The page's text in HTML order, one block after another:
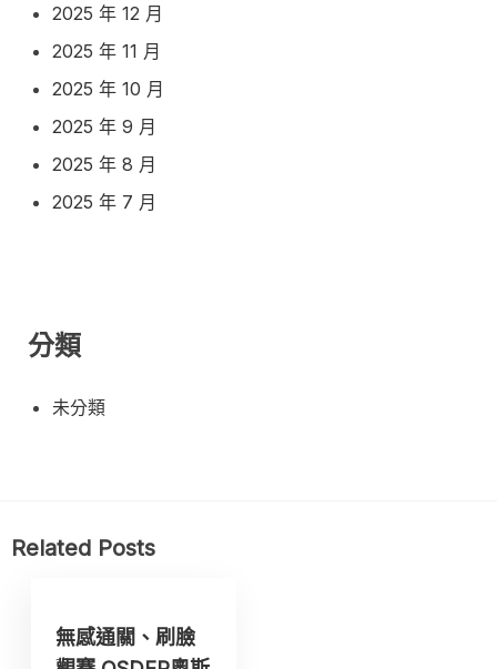
2025 年 12 月
2025 年 11 月
2025 年 10 月
2025 年 9 月
2025 年 8 月
2025 年 7 月
分類
未分類
Related Posts
無感通關、刷臉